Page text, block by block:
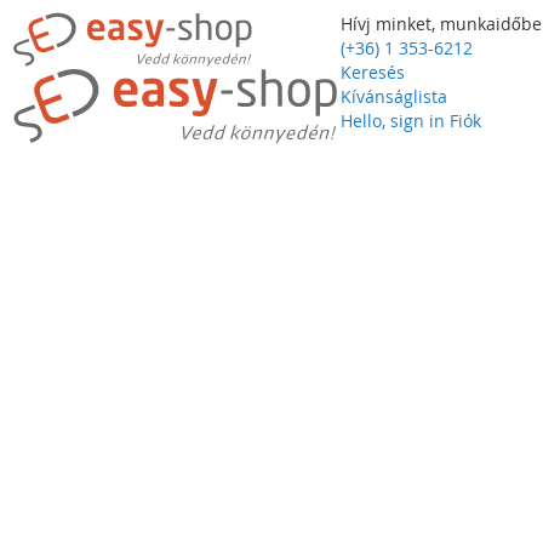
Hívj minket,
(+36) 1 353-6212
Keresés
Kívánságlista
Hello, sign in Fiók